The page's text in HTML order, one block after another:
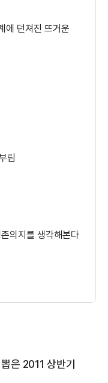
에 던져진 뜨거운
림
의지를 생각해본다
은 2011 상반기